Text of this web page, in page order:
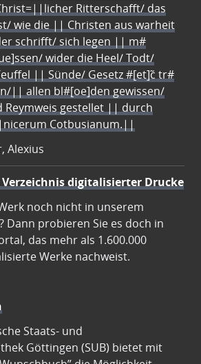
Ritterschafft/ das
wie die || Christen aus warheit
schrifft/ sich legen || m#
wider die Heel/ Todt/
|| Sünde/ Gesetz #[et]c̃ tr#
|| allen bl#[oe]den gewissen/
gestellet || durch
Cotbusianum.||
Alexius
Verzeichnis digitalisierter Drucke
noch nicht in unserem
Dann probieren Sie es doch in
das mehr als 1.600.000
Werke nachweist.
Staats- und
Göttingen (SUB) bietet mit